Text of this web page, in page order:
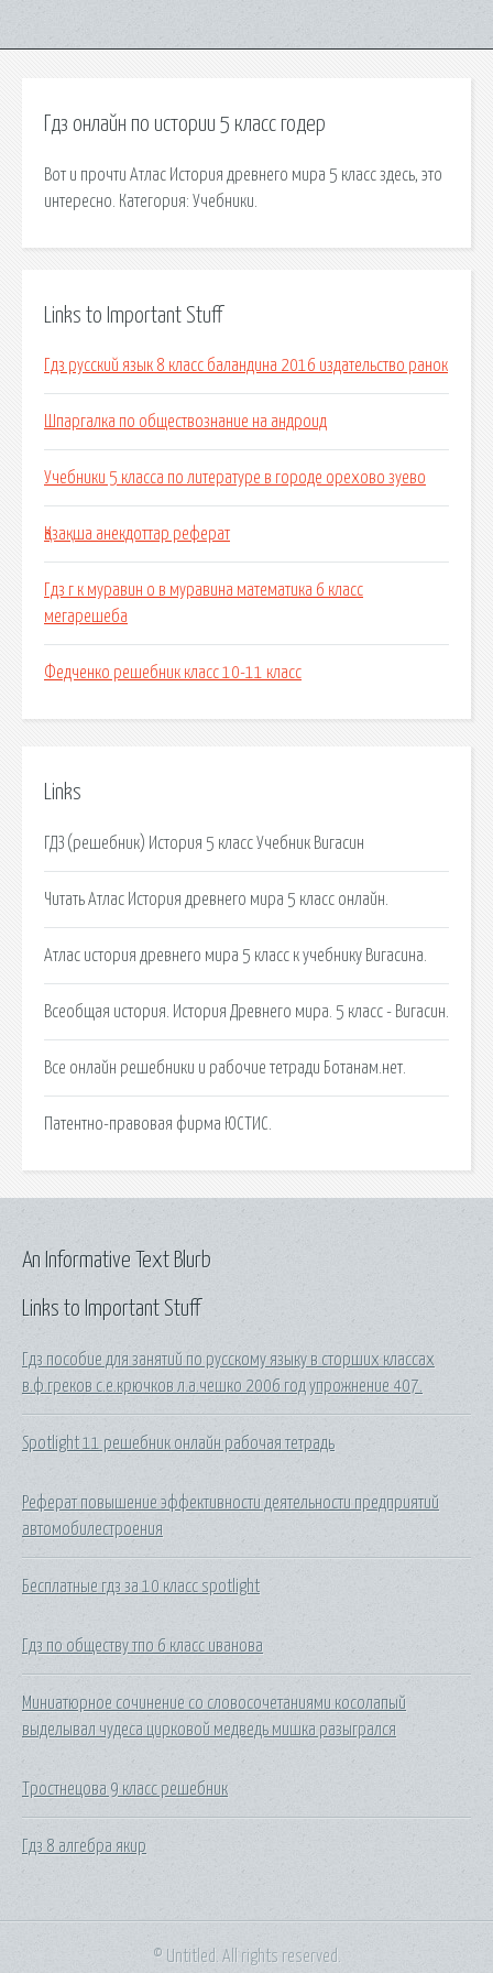
Гдз онлайн по истории 5 класс годер
Вот и прочти Атлас История древнего мира 5 класс здесь, это
интересно. Категория: Учебники.
Links to Important Stuff
Гдз русский язык 8 класс баландина 2016 издательство ранок
Шпаргалка по обществознание на андроид
Учебники 5 класса по литературе в городе орехово зуево
Қазақша анекдоттар реферат
Гдз г к муравин о в муравина математика 6 класс
мегарешеба
Федченко решебник класс 10-11 класс
Links
ГДЗ (решебник) История 5 класс Учебник Вигасин
Читать Атлас История древнего мира 5 класс онлайн.
Атлас история древнего мира 5 класс к учебнику Вигасина.
Всеобщая история. История Древнего мира. 5 класс - Вигасин.
Все онлайн решебники и рабочие тетради Ботанам.нет.
Патентно-правовая фирма ЮСТИС.
Links to Important Stuff
Гдз пособие для занятий по русскому языку в сторших классах
в.ф.греков с.е.крючков л.а.чешко 2006 год упрожнение 407.
Spotlight 11 решебник онлайн рабочая тетрадь
Реферат повышение эффективности деятельности предприятий
автомобилестроения
Бесплатные гдз за 10 класс spotlight
Гдз по обществу тпо 6 класс иванова
Миниатюрное сочинение со словосочетаниями косолапый
выделывал чудеса цирковой медведь мишка разыгрался
Тростнецова 9 класс решебник
Гдз 8 алгебра якир
An Informative Text Blurb
© Untitled. All rights reserved.